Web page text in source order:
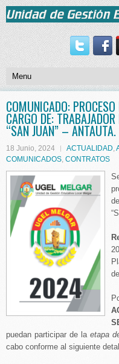
COMUNICADO:
CARGO DE:
“SAN JUAN” – ANTAUTA.
18 Junio, 2024 ACTUALIDAD,
COMUNICADOS, CONTRATOS
puedan participar de la etapa
cabo conforme al siguiente